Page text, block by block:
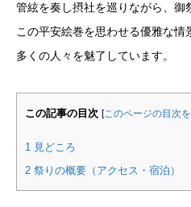
管絃を奏し摂社を巡りながら、御
この平安絵巻を思わせる優雅な情
多くの人々を魅了しています。
この記事の目次 [このページの目次
1 見どころ
2 祭りの概要（アクセス・宿泊）